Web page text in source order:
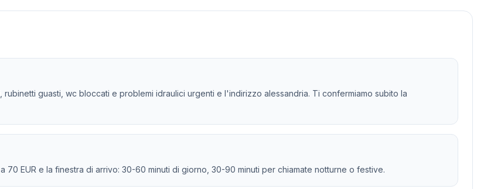
guasti, wc bloccati e problemi idraulici urgenti e l'indirizzo alessandria. Ti confermiamo subito la
70 EUR e la finestra di arrivo: 30-60 minuti di giorno, 30-90 minuti per chiamate notturne o festive.